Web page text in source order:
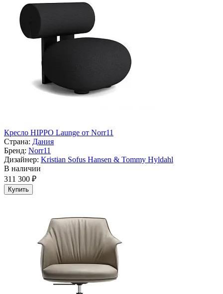
Кресло HIPPO Launge от Norr11
Страна: Дания
Бренд: Norr11
Дизайнер: Kristian Sofus Hansen & Tommy Hyldahl
В наличии
311 300 ₽
Купить